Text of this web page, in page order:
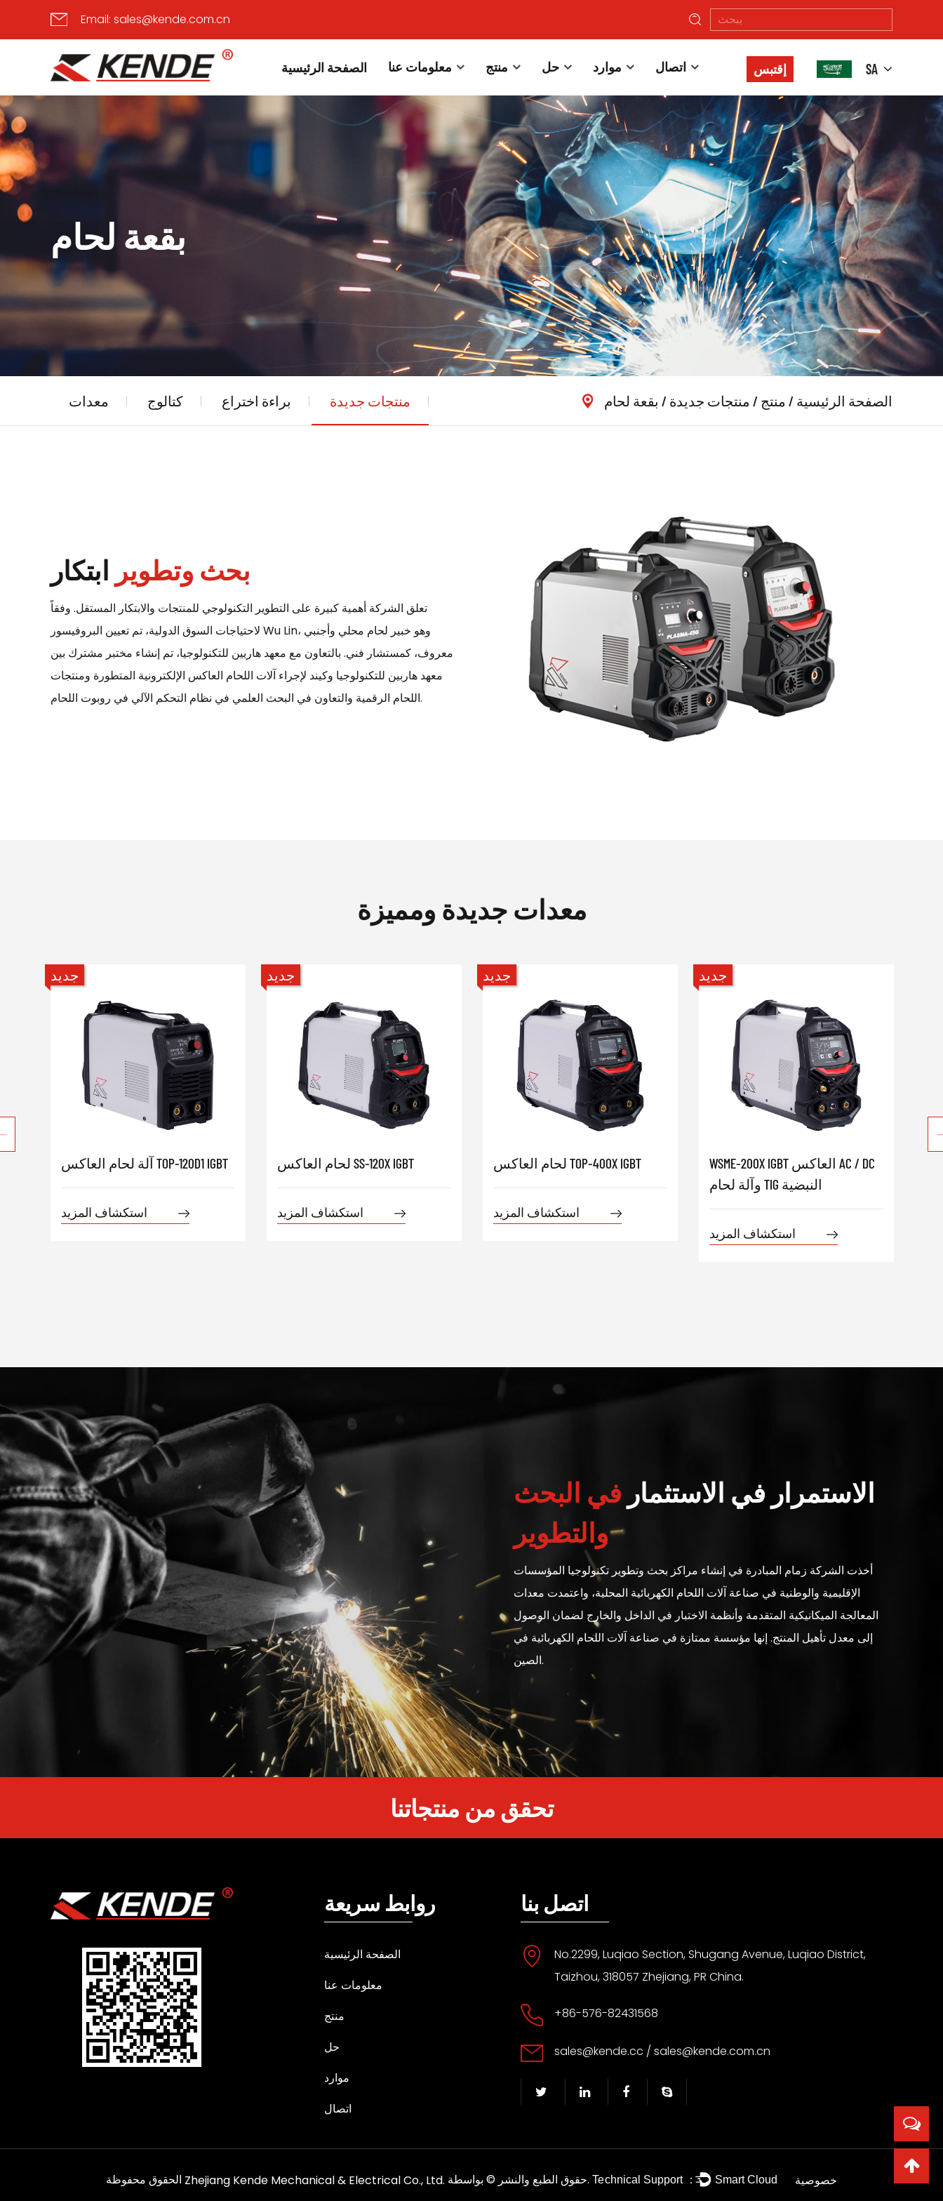
Email: sales@kende.com.cn
الصفحة الرئيسية معلومات عنا منتج حل موارد اتصال إقتبس SA
بقعة لحام
معدات كتالوج براءة اختراع منتجات جديدة الصفحة الرئيسية / منتج / منتجات جديدة / بقعة لحام
بحث وتطوير ابتكار
تعلق الشركة أهمية كبيرة على التطوير التكنولوجي للمنتجات والابتكار المستقل. وفقاً
لاحتياجات السوق الدولية، تم تعيين البروفيسور Wu Lin، وهو خبير لحام محلي وأجنبي
معروف، كمستشار فني. بالتعاون مع معهد هاربين للتكنولوجيا، تم إنشاء مختبر مشترك بين
معهد هاربين للتكنولوجيا وكيند لإجراء آلات اللحام العاكس الإلكترونية المتطورة ومنتجات
اللحام الرقمية والتعاون في البحث العلمي في نظام التحكم الآلي في روبوت اللحام.
معدات جديدة ومميزة
جديد
آلة لحام العاكس TOP-120D1 IGBT
استكشاف المزيد
جديد
لحام العاكس SS-120X IGBT
استكشاف المزيد
جديد
لحام العاكس TOP-400X IGBT
استكشاف المزيد
جديد
WSME-200X IGBT العاكس AC / DC
وآلة لحام TIG النبضية
استكشاف المزيد
الاستمرار في الاستثمار في البحث
والتطوير
أخذت الشركة زمام المبادرة في إنشاء مراكز بحث وتطوير تكنولوجيا المؤسسات
الإقليمية والوطنية في صناعة آلات اللحام الكهربائية المحلية، واعتمدت معدات
المعالجة الميكانيكية المتقدمة وأنظمة الاختبار في الداخل والخارج لضمان الوصول
إلى معدل تأهيل المنتج. إنها مؤسسة ممتازة في صناعة آلات اللحام الكهربائية في
الصين.
تحقق من منتجاتنا
روابط سريعة
الصفحة الرئيسية
معلومات عنا
منتج
حل
موارد
اتصال
اتصل بنا
No.2299, Luqiao Section, Shugang Avenue, Luqiao District,
Taizhou, 318057 Zhejiang, PR China.
+86-576-82431568
sales@kende.cc / sales@kende.com.cn
حقوق الطبع والنشر © بواسطة Zhejiang Kende Mechanical & Electrical Co., Ltd. الحقوق محفوظة. Technical Support ： Smart Cloud خصوصية